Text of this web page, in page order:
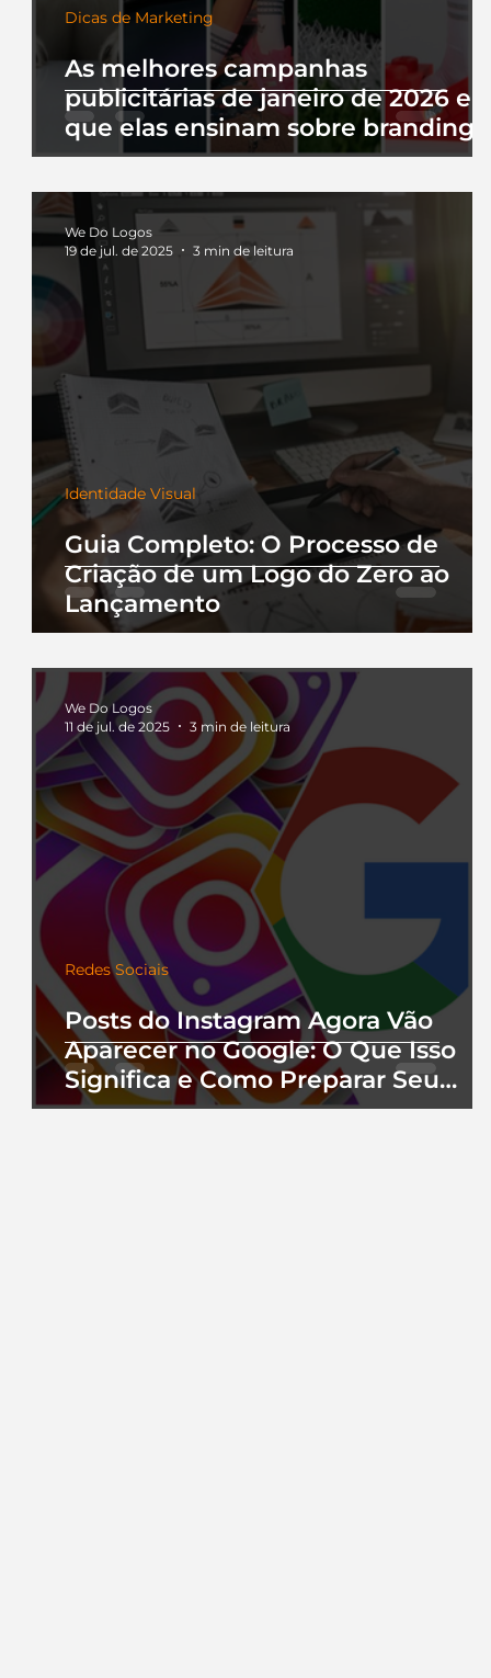
As melhores campanhas
publicitárias de janeiro de 2026 e
que elas ensinam sobre branding
Dicas de Marketing
Guia Completo: O Processo de
Criação de um Logo do Zero ao
Lançamento
Identidade Visual
We Do Logos
19 de jul. de 2025
3 min de leitura
Posts do Instagram Agora Vão
Aparecer no Google: O Que Isso
Significa e Como Preparar Seu
Perfil
Redes Sociais
We Do Logos
11 de jul. de 2025
3 min de leitura